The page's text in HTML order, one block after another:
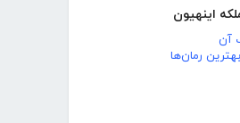
اینهیون
آن
بهترین رمان‌ها